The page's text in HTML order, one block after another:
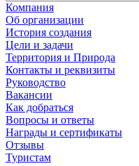
Компания
Об организации
История создания
Цели и задачи
Территория и Природа
Контакты и реквизиты
Руководство
Вакансии
Как добраться
Вопросы и ответы
Награды и сертификаты
Отзывы
Туристам